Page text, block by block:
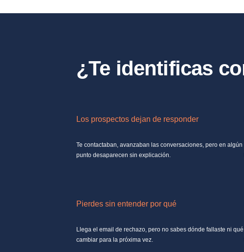
¿Te identificas
Los prospectos dejan de responder
Te contactaban, avanzaban las conversaciones, pero en algún
punto desaparecen sin explicación.
Pierdes sin entender por qué
Llega el email de rechazo, pero no sabes dónde fallaste ni qué
cambiar para la próxima vez.